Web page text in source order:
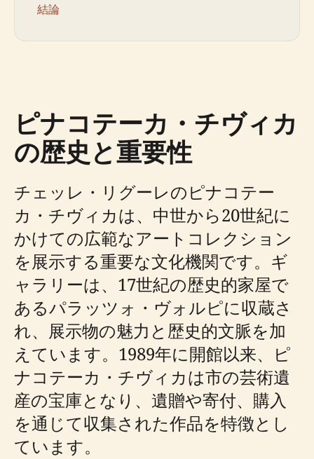
結論
ピナコテーカ・チヴィカ
の歴史と重要性
チェッレ・リグーレのピナコテー
カ・チヴィカは、中世から20世紀に
かけての広範なアートコレクション
を展示する重要な文化機関です。ギ
ャラリーは、17世紀の歴史的家屋で
あるパラッツォ・ヴォルピに収蔵さ
れ、展示物の魅力と歴史的文脈を加
えています。1989年に開館以来、ピ
ナコテーカ・チヴィカは市の芸術遺
産の宝庫となり、遺贈や寄付、購入
を通じて収集された作品を特徴とし
ています。